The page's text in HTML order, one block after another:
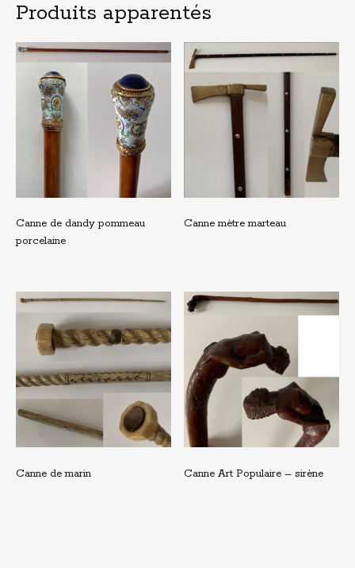
Produits apparentés
Canne de dandy pommeau
porcelaine
Canne mètre marteau
Canne de marin Canne Art Populaire – sirène